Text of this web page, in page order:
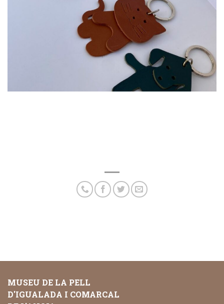
MUSEU DE LA PELL
D'IGUALADA I COMARCAL